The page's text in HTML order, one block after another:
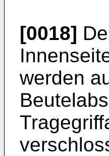
[0018]
werden